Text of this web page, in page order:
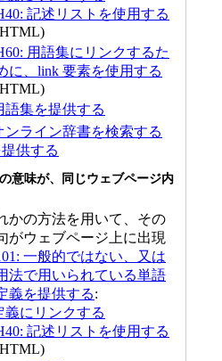
記述リストを使用する
用語集にリンクするた
に、link 要素を使用する
語集を提供する
ンライン辞書を検索する
供する
意味が、同じウェブページ内
かの方法を用いて、その
がウェブページ上に出現
一般的ではない、又は
法で用いられている単語
義を提供する:
義にリンクする
記述リストを使用する